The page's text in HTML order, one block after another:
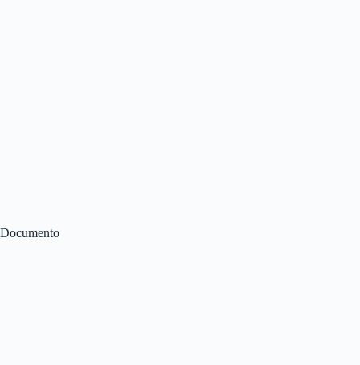
Documento